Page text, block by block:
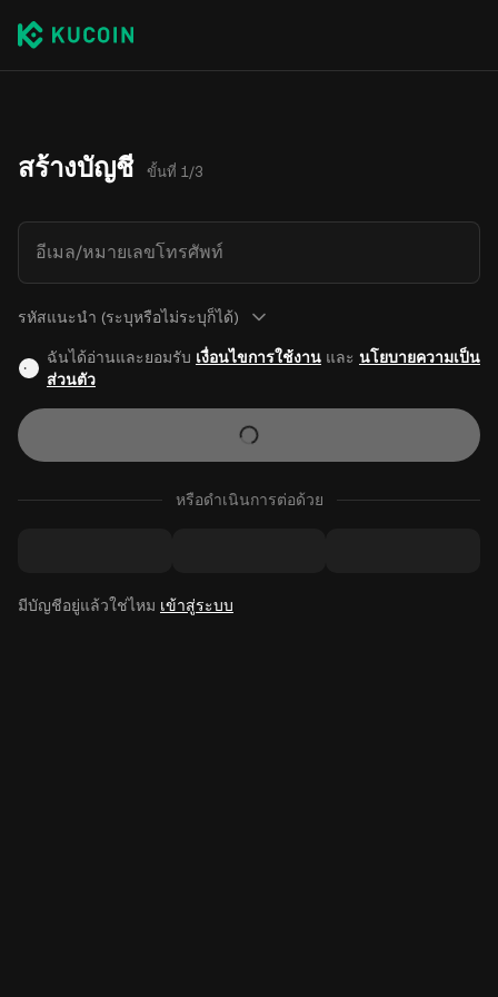
สร้างบัญชี ขั้นที่ 1/3
อีเมล/หมายเลขโทรศัพท์
รหัสแนะนำ (ระบุหรือไม่ระบุก็ได้)
ฉันได้อ่านและยอมรับ เงื่อนไขการใช้งานและ นโยบายความเป็น
ส่วนตัว
หรือดำเนินการต่อด้วย
มีบัญชีอยู่แล้วใช่ไหม เข้าสู่ระบบ